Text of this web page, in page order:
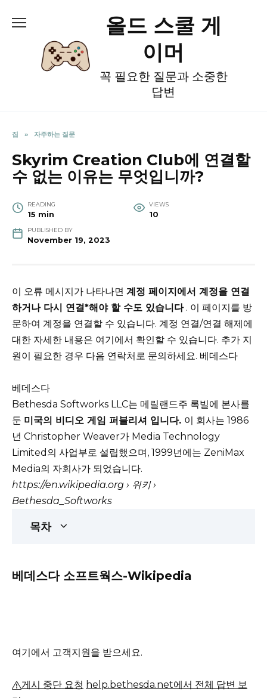
올드 스쿨 게
이머
꼭 필요한 질문과 소중한
답변
집 » 자주하는 질문
Skyrim Creation Club에 연결할
수 없는 이유는 무엇입니까?
READING
15 min
VIEWS
10
PUBLISHED BY
November 19, 2023
이 오류 메시지가 나타나면 계정 페이지에서 계정을 연결
하거나 다시 연결*해야 할 수도 있습니다. 이 페이지를 방
문하여 계정을 연결할 수 있습니다. 계정 연결/연결 해제에
대한 자세한 내용은 여기에서 확인할 수 있습니다. 추가 지
원이 필요한 경우 다음 연락처로 문의하세요. 베데스다
베데스다
Bethesda Softworks LLC는 메릴랜드주 록빌에 본사를
둔 미국의 비디오 게임 퍼블리셔 입니다. 이 회사는 1986
년 Christopher Weaver가 Media Technology
Limited의 사업부로 설립했으며, 1999년에는 ZeniMax
Media의 자회사가 되었습니다.
https://en.wikipedia.org › 위키 ›
Bethesda_Softworks
목차
베데스다 소프트웍스-Wikipedia
여기에서 고객지원을 받으세요.
게시 중단 요청 help.bethesda.net에서 전체 답변 보